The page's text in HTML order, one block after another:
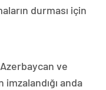
durması için
ve
anda